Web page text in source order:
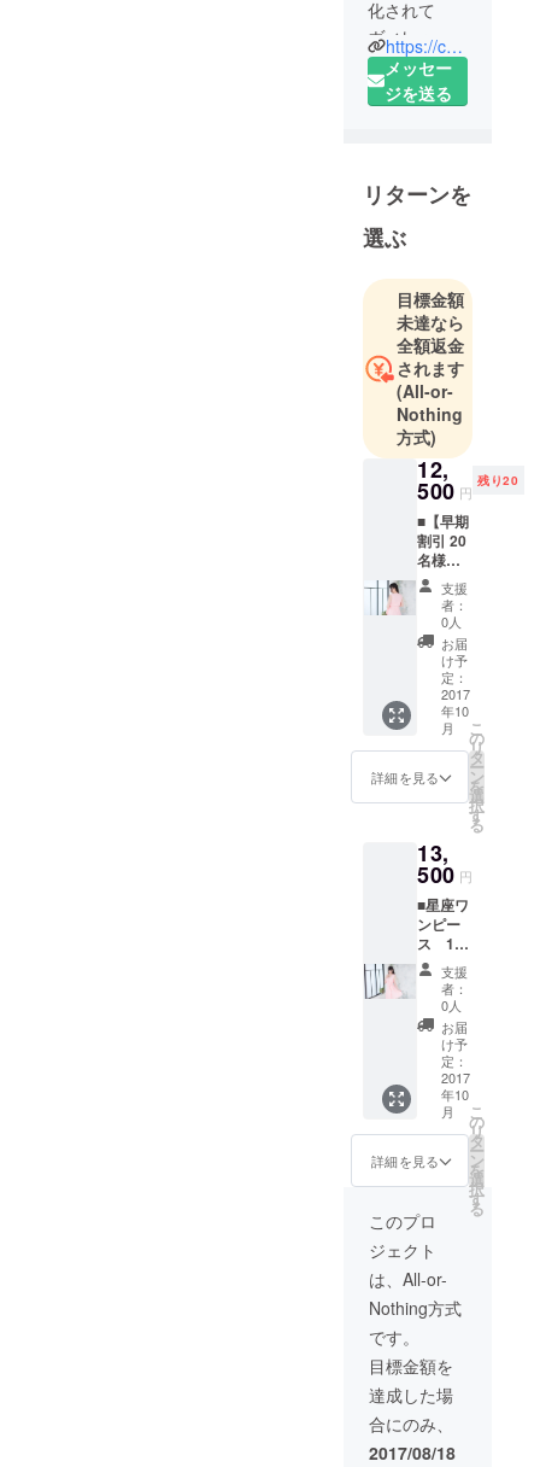
化されて
ヴィレッジ
ヴァンガー
ドで売られ
レッジヴァ
ンガード協
⼒による、
個⼈でも企
業でもグ
ループでも
応募可能な
無差別級の
企画コンペ
です。
投稿された
アイディア
を「ヴィ
レッジヴァ
ンガード」
オンライン
ストアのバ
イヤーが審
査し、イラ
ストを服や
バッグに具
現化する
「STARted
」が応募さ
ムを製造し
ます。そし
てクラウド
ファンディ
ングで⽀援
者が集まっ
たら商品化
支援した上
で、ご不明
な点がござ
いました
載の上、下
記連絡先に
お問い合わ
せください
ませ。
village-
vanguard@c
amp-fire.jp
どうぞよろ
https://camp-fire.jp/pages/villagevanguard
メッセー
ジを送る
リターンを
選ぶ
目標金額
未達なら
全額返金
されます
(All-or-
Nothing
方式)
12,
500 円
残り20
■【早期
割引 20
名様限
定】星
座ワン
ピー
ス 1着
一般販
売価格
14,530
円（税
込）を
予定し
ている
す！
支援
者：
0人
お届
け予
定：
2017
年10
月
詳細を見る
こ
の
リ
タ
ー
ン
を
選
択
す
る
13,
500 円
■星座ワ
ンピー
ス 1着
一般販
売価格
14,530
円（税
込）を
予定し
ている
ためお
得で
す！
支援
者：
0人
お届
け予
定：
2017
年10
月
詳細を見る
こ
の
リ
タ
ー
ン
を
選
択
す
る
このプロ
ジェクト
は、All-or-
Nothing方式
です。
目標金額を
達成した場
合にのみ、
2017/08/18